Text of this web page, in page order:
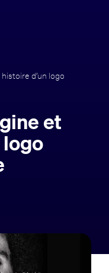
d’un logo
et
logo